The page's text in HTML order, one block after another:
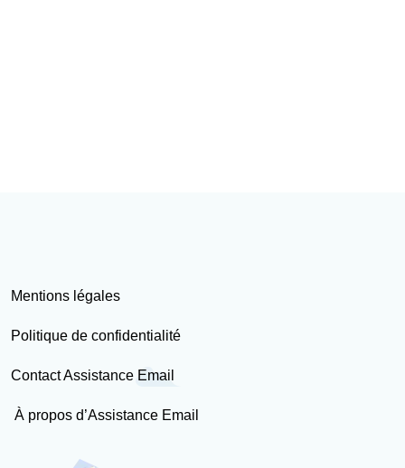
Mentions légales
Politique de confidentialité
Contact Assistance Email
À propos d’Assistance Email